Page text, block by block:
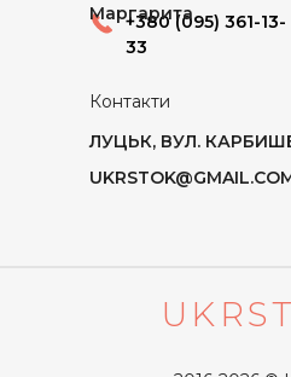
Контакти
ЛУЦЬК, ВУЛ.
+380 (095) 361-13-
33
Маргарита